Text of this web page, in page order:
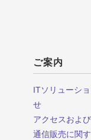
ご案内
ITソリューシ
せ
アクセスおよ
通信販売に関